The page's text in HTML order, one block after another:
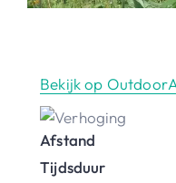
Bekijk op
Afstand
Tijdsduur